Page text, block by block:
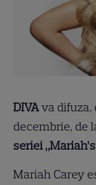
DIVAva difuza,
decembrie, de
seriei
Mariah Carey